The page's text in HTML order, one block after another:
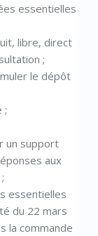
essentielles
libre, direct
;
le dépôt
;
un support
aux
essentielles
du 22 mars
la commande